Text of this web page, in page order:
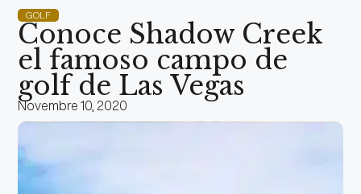
GOLF
Conoce Shadow Creek
el famoso campo de
golf de Las Vegas
Novembre 10, 2020